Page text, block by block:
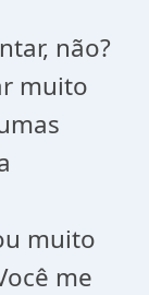
não?
muito
muito
me